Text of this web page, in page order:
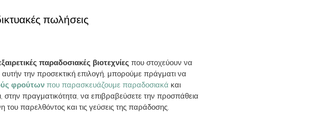
πωλήσεις
παραδοσιακές βιοτεχνίες που στοχεύουν να
την προσεκτική επιλογή, μπορούμε πράγματι να
φρούτων που παρασκευάζουμε παραδοσιακά και
στην πραγματικότητα, να επιβραβεύσετε την προσπάθεια
παρελθόντος και τις γεύσεις της παράδοσης.